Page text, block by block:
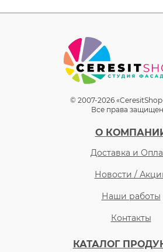
© 2007-2026
Все права
О
Доставка и
Новости /
Наши работы
Контакты
КАТАЛОГ